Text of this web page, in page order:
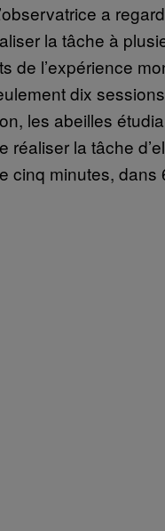
a
la tâche à
de l’expérience
dix sessions
les abeilles
réaliser la tâche
cinq minutes, dans